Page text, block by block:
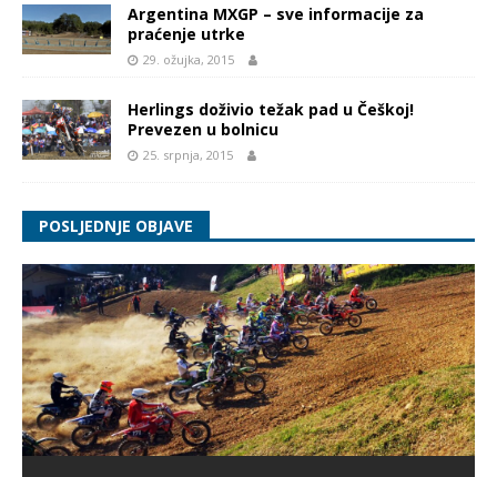
Argentina MXGP – sve informacije za
praćenje utrke
29. ožujka, 2015
Herlings doživio težak pad u Češkoj!
Prevezen u bolnicu
25. srpnja, 2015
POSLJEDNJE OBJAVE